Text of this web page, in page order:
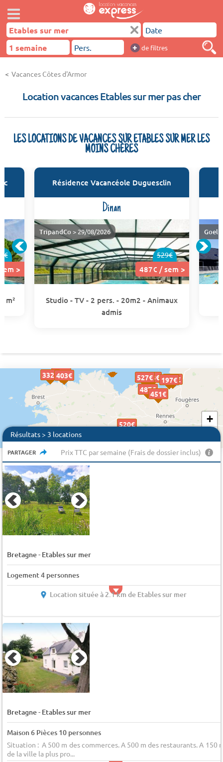
+ de filtres
Vacances Côtes d'Armor
Location vacances Etables sur mer pas cher
LES LOCATIONS DE VACANCES SUR ETABLES SUR MER LES
MOINS CHÈRES
>
m²
Résidence Vacancéole Duguesclin
Dinan
529€
487€ / sem >
TripandCo > 29/08/2026
Studio - TV - 2 pers. - 20m2 - Animaux
admis
Goelia
197€
487€
403€ 503€
332€403€
451€
527€ 318€
520€
197€
487€
403€ 503€
332€403€
451€
527€ 318€
520€
197€
+
Résultats > 3 locations
PARTAGER Prix TTC par semaine (Frais de dossier inclus)
Bretagne- Etables sur mer
Logement 4 personnes
Location située à 2.1 km de Etables sur mer
Bretagne- Etables sur mer
Maison 6 Pièces 10 personnes
Situation : A 500 m des commerces. A 500 m des restaurants. A 150
de la ville la plus pro...